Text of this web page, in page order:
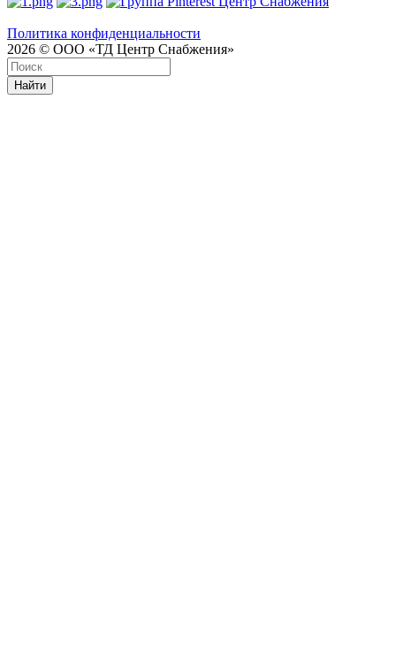
Политика конфиденциальности
2026 © ООО «ТД Центр Снабжения»
Найти